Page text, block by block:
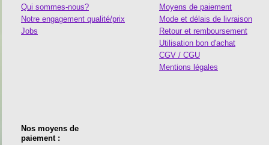
Qui sommes-nous?
Notre engagement qualité/prix
Jobs
Moyens de paiement
Mode et délais de livraison
Retour et remboursement
Utilisation bon d'achat
CGV / CGU
Mentions légales
Nos moyens de
paiement :